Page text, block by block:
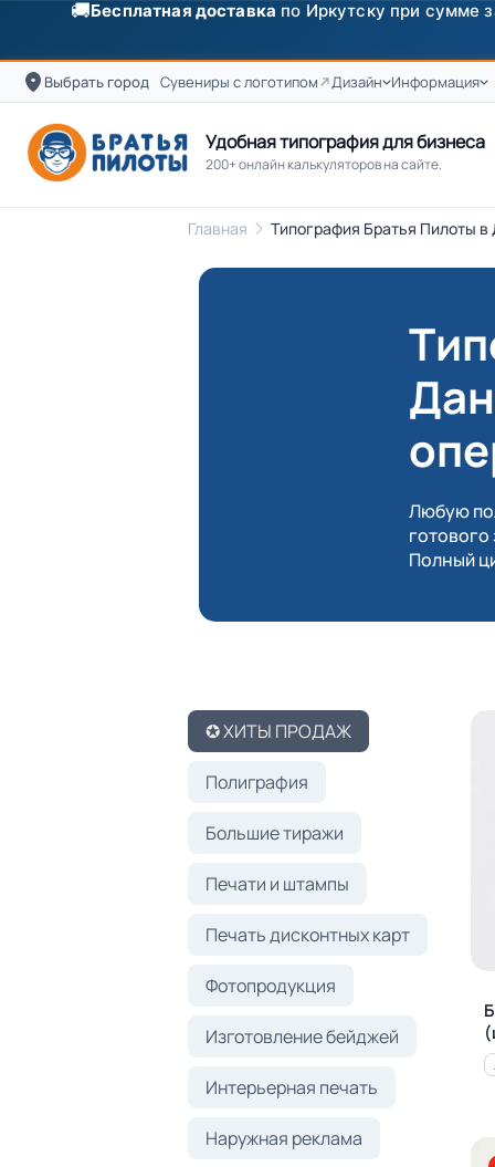
✨Скидка250 ₽на первый заказ от 3000 ₽ по
Выбрать город Сувениры с логотипом Дизайн Информация
Удобная типография для бизнеса
200+ онлайн калькуляторов на сайте.
Главная Типография Братья Пилоты
Любую
готового
Полный
✪ ХИТЫ ПРОДАЖ
Полиграфия
Большие тиражи
Печати и штампы
Печать дисконтных карт
Фотопродукция
Изготовление бейджей
Интерьерная печать
Наружная реклама